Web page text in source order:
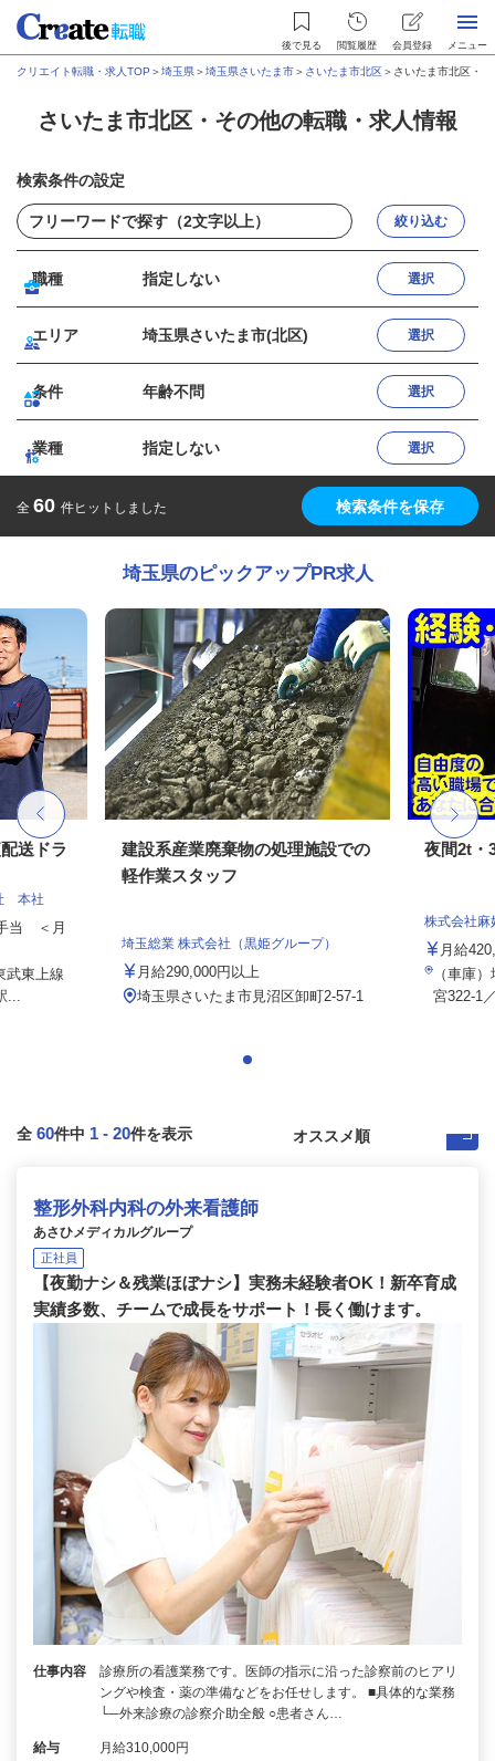
後で見る 閲覧履歴 会員登録 メニュー
クリエイト転職・求人TOP ＞埼玉県＞埼玉県さいたま市＞ さいたま市北区＞ さいたま市北区・
さいたま市北区・その他の転職・求人情報
検索条件の設定
絞り込む
職種 指定しない 選択
エリア 埼玉県さいたま市(北区) 選択
条件 年齢不問 選択
業種 指定しない 選択
全 60 件ヒットしました 検索条件を保存
埼玉県のピックアップPR求人
送ドラ
本社
当 ＜月
武東上線
建設系産業廃棄物の処理施設での
軽作業スタッフ
埼玉総業 株式会社（黒姫グループ）
月給290,000円以上
埼玉県さいたま市見沼区卸町2-57-1
夜間2t・
株式会社麻
月給
（車庫）
宮322-1
全 60件中 1 - 20件を表示
整形外科内科の外来看護師
あさひメディカルグループ
正社員
【夜勤ナシ＆残業ほぼナシ】実務未経験者OK！新卒育成
実績多数、チームで成長をサポート！長く働けます。
仕事内容
診療所の看護業務です。医師の指示に沿った診察前のヒアリ
ングや検査・薬の準備などをお任せします。 ■具体的な業務
└─外来診療の診察介助全般 ○患者さん…
給与 月給310,000円